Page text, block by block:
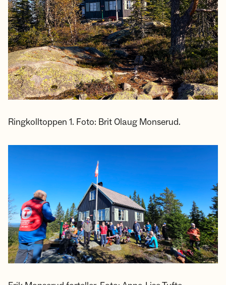
Ringkolltoppen 1. Foto: Brit Olaug Monserud.